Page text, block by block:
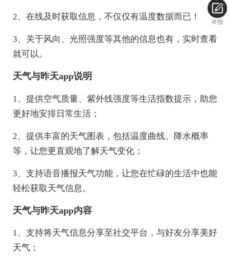
2、在线及时获取信息，不仅仅有温度数据而已！
3、关于风向、光照强度等其他的信息也有，实时查看
就可以。
天气与昨天app说明
1、提供空气质量、紫外线强度等生活指数提示，助您
更好地安排日常生活；
2、提供丰富的天气图表，包括温度曲线、降水概率
等，让您更直观地了解天气变化；
3、支持语音播报天气功能，让您在忙碌的生活中也能
轻松获取天气信息。
天气与昨天app内容
1、支持将天气信息分享至社交平台，与好友分享美好
天气；
举报